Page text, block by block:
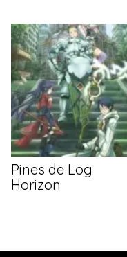
Pines de Log
Horizon